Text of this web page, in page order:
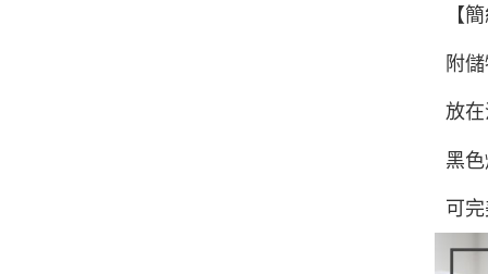
【
附
放
黑
可